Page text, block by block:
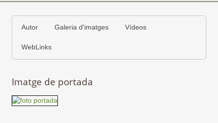
Autor Galeria d'imatges Vídeos
WebLinks
Imatge de portada